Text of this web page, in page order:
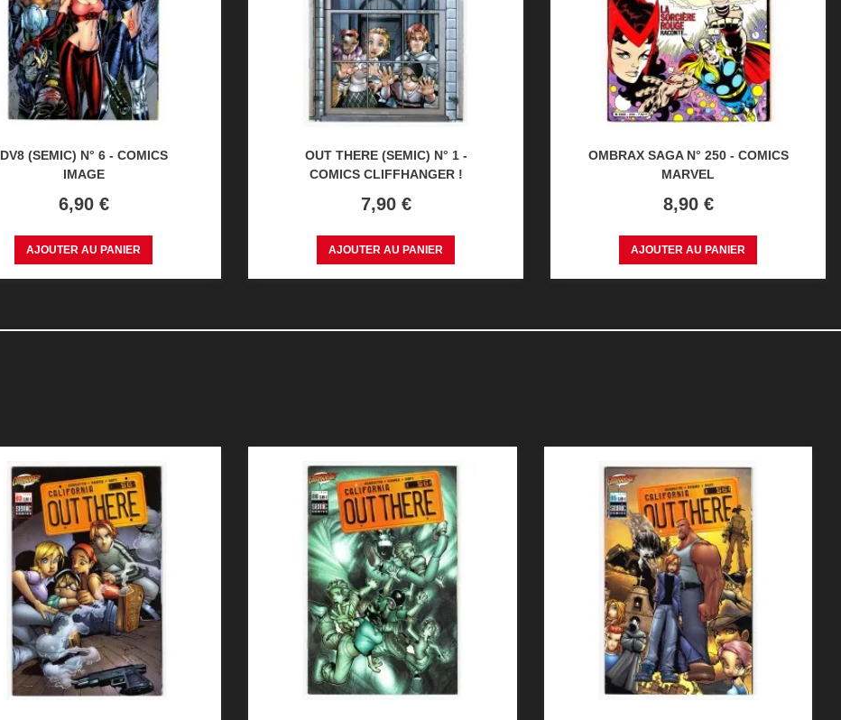
DV8 (SEMIC) N° 6 - COMICS
IMAGE
Prix
6,90 €
AJOUTER AU PANIER
OUT THERE (SEMIC) N° 1 -
COMICS CLIFFHANGER !
Prix
7,90 €
AJOUTER AU PANIER
OMBRAX SAGA N° 250 - COMICS
MARVEL
Prix
8,90 €
AJOUTER AU PANIER